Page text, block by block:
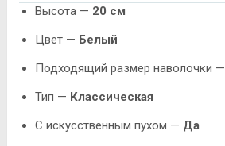
Высота — 20 см
Цвет — Белый
Подходящий размер наволочки —
Тип — Классическая
С искусственным пухом — Да